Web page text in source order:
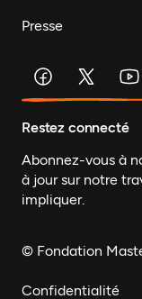
Presse
Restez connecté
Abonnez-vous à
à jour sur notre
impliquer.
© Fondation
Confidentialité